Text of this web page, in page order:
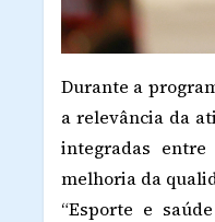
Durante a
a relevância da
integradas
melhoria da
“Esporte e